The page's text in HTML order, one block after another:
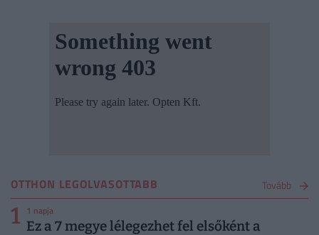
OTTHON LEGOLVASOTTABB Tovább
1 1 napja
Ez a 7 megye lélegezhet fel elsőként a